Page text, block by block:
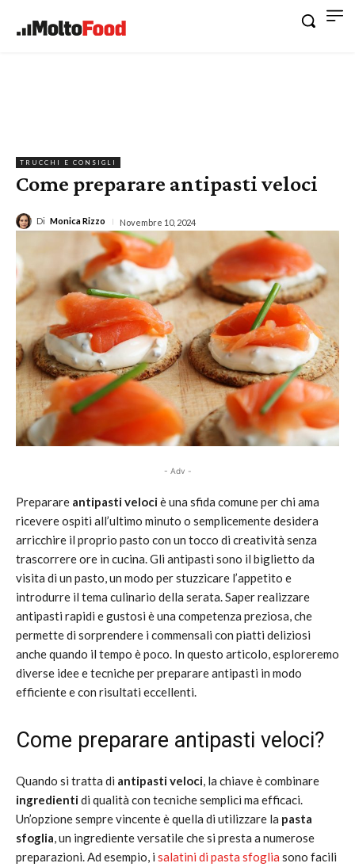
TRUCCHI E CONSIGLI
Come preparare antipasti veloci
Di Monica Rizzo Novembre 10, 2024
- Adv -
Preparare antipasti velociè una sfida comune per chi ama
ricevere ospiti all’ultimo minuto o semplicemente desidera
arricchire il proprio pasto con un tocco di creatività senza
trascorrere ore in cucina. Gli antipasti sono il biglietto da
visita di un pasto, un modo per stuzzicare l’appetito e
introdurre il tema culinario della serata. Saper realizzare
antipasti rapidi e gustosi è una competenza preziosa, che
permette di sorprendere i commensali con piatti deliziosi
anche quando il tempo è poco. In questo articolo, esploreremo
diverse idee e tecniche per preparare antipasti in modo
efficiente e con risultati eccellenti.
Come preparare antipasti veloci?
Quando si tratta di antipasti veloci, la chiave è combinare
ingredientidi qualità con tecniche semplici ma efficaci.
Un’opzione sempre vincente è quella di utilizzare la pasta
sfoglia, un ingrediente versatile che si presta a numerose
preparazioni. Ad esempio, i salatini di pasta sfoglia sono facili